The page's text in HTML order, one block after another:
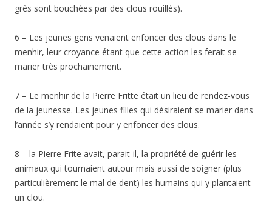
grès sont bouchées par des clous rouillés).
6 – Les jeunes gens venaient enfoncer des clous dans le
menhir, leur croyance étant que cette action les ferait se
marier très prochainement.
7 – Le menhir de la Pierre Fritte était un lieu de rendez-vous
de la jeunesse. Les jeunes filles qui désiraient se marier dans
l’année s’y rendaient pour y enfoncer des clous.
8 – la Pierre Frite avait, parait-il, la propriété de guérir les
animaux qui tournaient autour mais aussi de soigner (plus
particulièrement le mal de dent) les humains qui y plantaient
un clou.